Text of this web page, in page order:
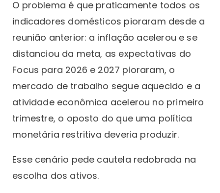
O problema é que praticamente todos os
indicadores domésticos pioraram desde a
reunião anterior: a inflação acelerou e se
distanciou da meta, as expectativas do
Focus para 2026 e 2027 pioraram, o
mercado de trabalho segue aquecido e a
atividade econômica acelerou no primeiro
trimestre, o oposto do que uma política
monetária restritiva deveria produzir.
Esse cenário pede cautela redobrada na
escolha dos ativos.